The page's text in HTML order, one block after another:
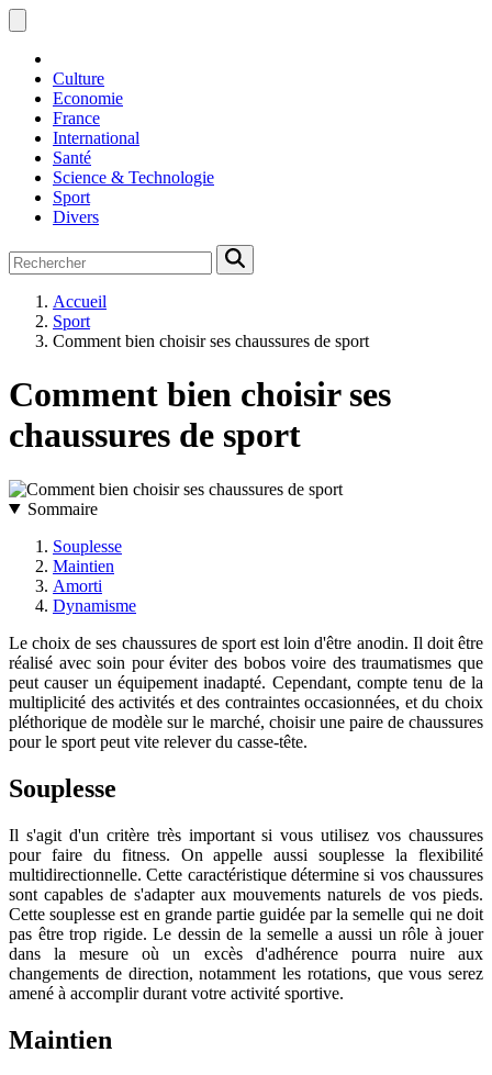
Culture
Economie
France
International
Santé
Science & Technologie
Sport
Divers
Accueil
Sport
Comment bien choisir ses chaussures de sport
Comment bien choisir ses
chaussures de sport
Sommaire
Souplesse
Maintien
Amorti
Dynamisme
Le choix de ses chaussures de sport est loin d'être anodin. Il doit être
réalisé avec soin pour éviter des bobos voire des traumatismes que
peut causer un équipement inadapté. Cependant, compte tenu de la
multiplicité des activités et des contraintes occasionnées, et du choix
pléthorique de modèle sur le marché, choisir une paire de chaussures
pour le sport peut vite relever du casse-tête.
Souplesse
Il s'agit d'un critère très important si vous utilisez vos chaussures
pour faire du fitness. On appelle aussi souplesse la flexibilité
multidirectionnelle. Cette caractéristique détermine si vos chaussures
sont capables de s'adapter aux mouvements naturels de vos pieds.
Cette souplesse est en grande partie guidée par la semelle qui ne doit
pas être trop rigide. Le dessin de la semelle a aussi un rôle à jouer
dans la mesure où un excès d'adhérence pourra nuire aux
changements de direction, notamment les rotations, que vous serez
amené à accomplir durant votre activité sportive.
Maintien